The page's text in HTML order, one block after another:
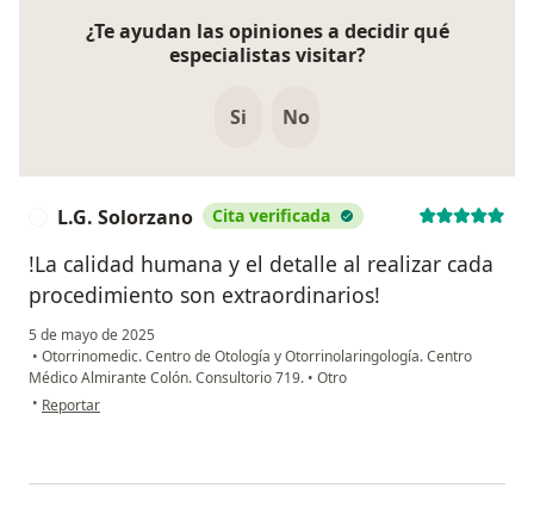
¿Te ayudan las opiniones a decidir qué
especialistas visitar?
Si No
L.G. Solorzano Cita verificada
!La calidad humana y el detalle al realizar cada
procedimiento son extraordinarios!
5 de mayo de 2025
• Otorrinomedic. Centro de Otología y Otorrinolaringología. Centro
Médico Almirante Colón. Consultorio 719. • Otro
• en opinión del usuario L.G. Solorzano
Reportar